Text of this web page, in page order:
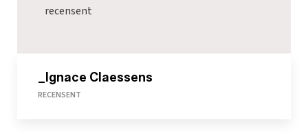
recensent
_Ignace Claessens
RECENSENT